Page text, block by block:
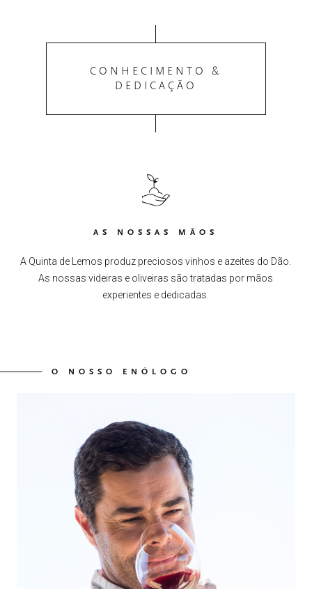
CONHECIMENTO &
DEDICAÇÃO
AS NOSSAS MÃOS
A Quinta de Lemos produz preciosos vinhos e azeites do Dão.
As nossas videiras e oliveiras são tratadas por mãos
experientes e dedicadas.
O NOSSO ENÓLOGO